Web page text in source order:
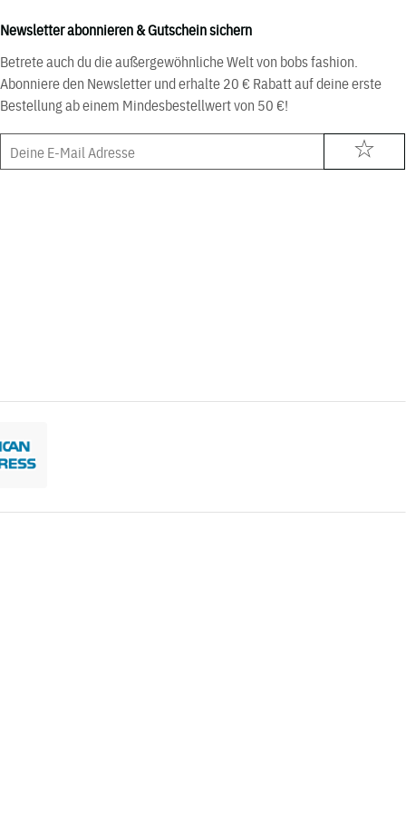
Newsletter abonnieren & Gutschein sichern
Betrete auch du die außergewöhnliche Welt von bobs fashion.
Abonniere den Newsletter und erhalte 20 € Rabatt auf deine erste
Bestellung ab einem Mindesbestellwert von 50 €!